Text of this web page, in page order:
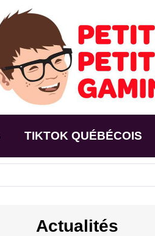
TIKTOK QUÉBÉCOIS
Actualités